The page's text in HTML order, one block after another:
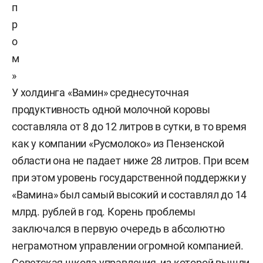
п
р
о
м
»
У холдинга «Вамин» среднесуточная
продуктивность одной молочной коровы
составляла от 8 до 12 литров в сутки, в то время
как у компании «Русмолоко» из Пензенской
области она не падает ниже 28 литров. При всем
при этом уровень государственной поддержки у
«Вамина» был самый высокий и составлял до 14
млрд. рублей в год. Корень проблемы
заключался в первую очередь в абсолютно
неграмотном управлении огромной компанией.